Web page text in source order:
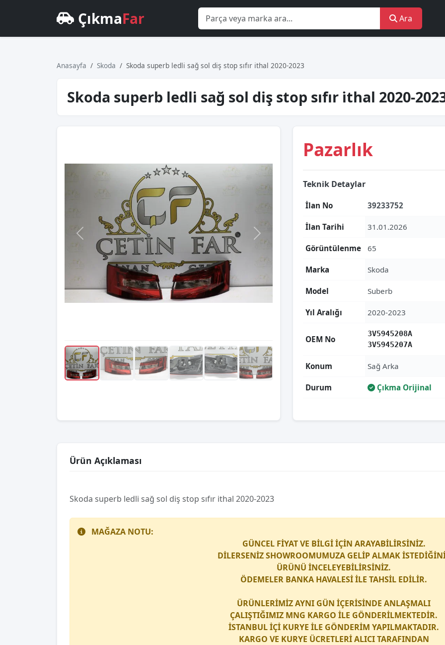
ÇıkmaFar Ara
Anasayfa Skoda Skoda superb ledli̇ sağ sol diş stop sıfır i̇thal 2020-2023
Skoda superb ledli̇ sağ sol diş stop sıfır i̇thal 2020-
Pazarlık
Teknik Detaylar
İlan No 39233752
İlan Tarihi 31.01.2026
Görüntülenme 65
Marka Skoda
Model Suberb
Yıl Aralığı 2020-2023
OEM No
3V5945208A
3V5945207A
Konum Sağ Arka
Durum Çıkma Orijinal
Ürün Açıklaması
Skoda superb ledli̇ sağ sol diş stop sıfır i̇thal 2020-2023
MAĞAZA NOTU:
GÜNCEL FİYAT VE BİLGİ İÇİN ARAYABİLİRSİNİZ.
DİLERSENİZ SHOWROOMUMUZA GELİP ALMAK
ÜRÜNÜ İNCELEYEBİLİRSİNİZ.
ÖDEMELER BANKA HAVALESİ İLE TAHSİL EDİLİR.
ÜRÜNLERİMİZ AYNI GÜN İÇERİSİNDE ANLAŞMALI
ÇALIŞTIĞIMIZ MNG KARGO İLE GÖNDERİLMEKTEDİR.
İSTANBUL İÇİ KURYE İLE GÖNDERİM YAPILMAKTADIR.
KARGO VE KURYE ÜCRETLERİ ALICI TARAFINDAN